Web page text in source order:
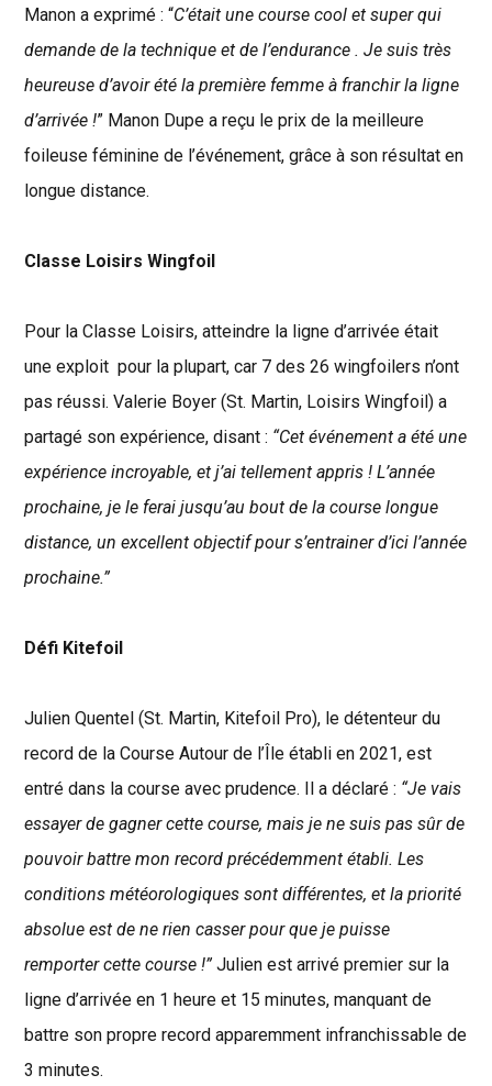
Manon a exprimé : “C’était une course cool et super qui
demande de la technique et de l’endurance . Je suis très
heureuse d’avoir été la première femme à franchir la ligne
d’arrivée !” Manon Dupe a reçu le prix de la meilleure
foileuse féminine de l’événement, grâce à son résultat en
longue distance.
Classe Loisirs Wingfoil
Pour la Classe Loisirs, atteindre la ligne d’arrivée était
une exploit pour la plupart, car 7 des 26 wingfoilers n’ont
pas réussi. Valerie Boyer (St. Martin, Loisirs Wingfoil) a
partagé son expérience, disant : “Cet événement a été une
expérience incroyable, et j’ai tellement appris ! L’année
prochaine, je le ferai jusqu’au bout de la course longue
distance, un excellent objectif pour s’entrainer d’ici l’année
prochaine.”
Défi Kitefoil
Julien Quentel (St. Martin, Kitefoil Pro), le détenteur du
record de la Course Autour de l’Île établi en 2021, est
entré dans la course avec prudence. Il a déclaré : “Je vais
essayer de gagner cette course, mais je ne suis pas sûr de
pouvoir battre mon record précédemment établi. Les
conditions météorologiques sont différentes, et la priorité
absolue est de ne rien casser pour que je puisse
remporter cette course !”Julien est arrivé premier sur la
ligne d’arrivée en 1 heure et 15 minutes, manquant de
battre son propre record apparemment infranchissable de
3 minutes.